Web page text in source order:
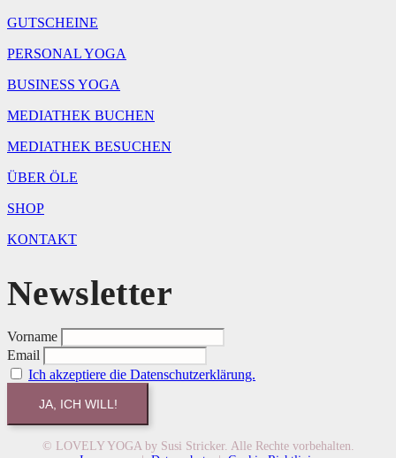
GUTSCHEINE
PERSONAL YOGA
BUSINESS YOGA
MEDIATHEK BUCHEN
MEDIATHEK BESUCHEN
ÜBER ÖLE
SHOP
KONTAKT
Newsletter
Vorname
Email
Ich akzeptiere die Datenschutzerklärung.
© LOVELY YOGA by Susi Stricker. Alle Rechte vorbehalten.